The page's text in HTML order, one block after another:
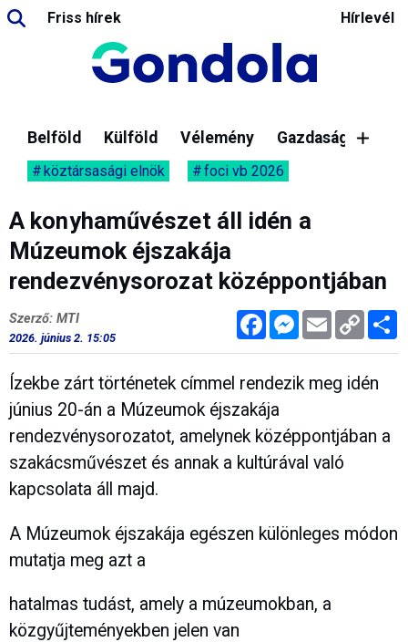
Friss hírek Hírlevél
Belföld Külföld Vélemény Gazdaság
köztársasági elnök foci vb 2026
A konyhaművészet áll idén a
Múzeumok éjszakája
rendezvénysorozat középpontjában
FacebookMessenger
Email Copy
Link
Szerző: MTI
2026. június 2. 15:05
Ízekbe zárt történetek címmel rendezik meg idén
június 20-án a Múzeumok éjszakája
rendezvénysorozatot, amelynek középpontjában a
szakácsművészet és annak a kultúrával való
kapcsolata áll majd.
A Múzeumok éjszakája egészen különleges módon
mutatja meg azt a
hatalmas tudást, amely a múzeumokban, a
közgyűjteményekben jelen van